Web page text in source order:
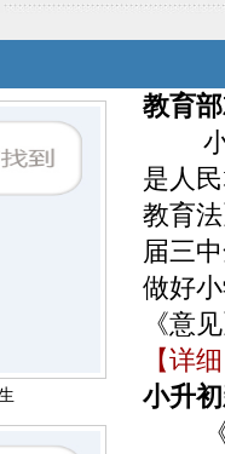
教育
是人
教育
届三
做好
《意
【详细
小升